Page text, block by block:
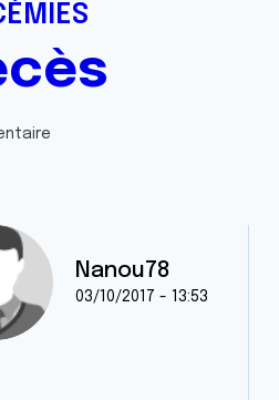
Nanou78
03/10/2017 - 13:53